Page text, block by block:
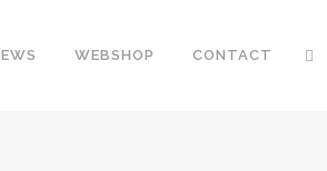
WEBSHOP CONTACT